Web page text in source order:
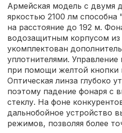
Армейская модель с двумя
яркостью 2100 лм способна
на расстояние до 192 м.
водозащитным корпусом
укомплектован
уплотнителями. Управление
при помощи желтой кнопки
Оптическая линза глубоко
поэтому падение фонаря с
стеклу. На фоне
дальнобойное устройство
режимов, позволяя более